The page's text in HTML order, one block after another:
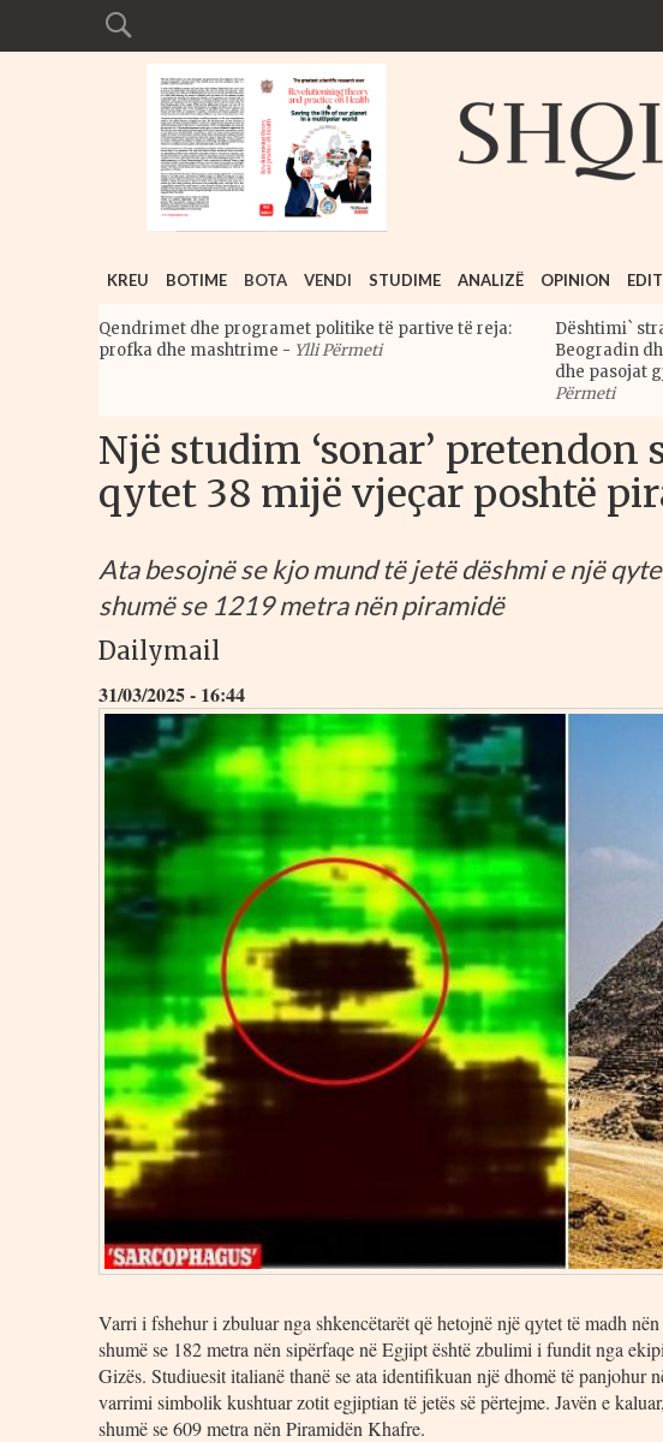
KREU BOTIME BOTA VENDI STUDIME ANALIZË OPINION
Qendrimet dhe programet politike të partive të reja:
profka dhe mashtrime - Ylli Përmeti
Dështimi`
Beogradin
dhe pasojat
Përmeti
Një studim ‘sonar’ pretendon
qytet 38 mijë vjeçar poshtë
Ata besojnë se kjo mund të jetë dëshmi e një
shumë se 1219 metra nën piramidë
Dailymail
31/03/2025 - 16:44
Varri i fshehur i zbuluar nga shkencëtarët që hetojnë një qytet të madh
shumë se 182 metra nën sipërfaqe në Egjipt është zbulimi i fundit nga
Gizës. Studiuesit italianë thanë se ata identifikuan një dhomë të panjohur
varrimi simbolik kushtuar zotit egjiptian të jetës së përtejme. Javën e
shumë se 609 metra nën Piramidën Khafre.